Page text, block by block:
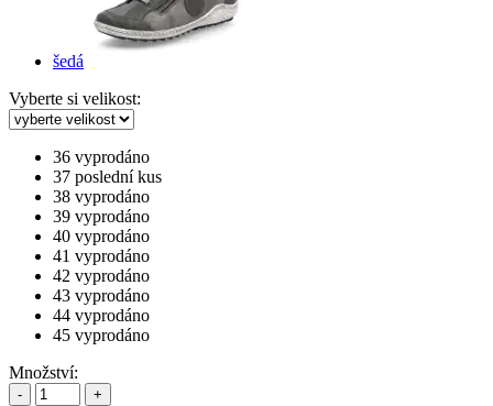
šedá
Vyberte si velikost:
36 vyprodáno
37 poslední kus
38 vyprodáno
39 vyprodáno
40 vyprodáno
41 vyprodáno
42 vyprodáno
43 vyprodáno
44 vyprodáno
45 vyprodáno
Množství:
- +